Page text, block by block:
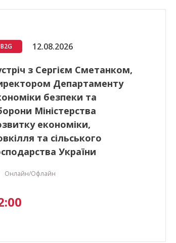
B2G 12.08.2026
з Сергієм Сметанком,
Департаменту
безпеки та
Міністерства
економіки,
та сільського
України
Онлайн/Офлайн